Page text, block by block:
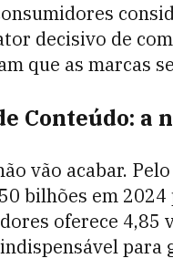
decisivo de
que as marcas
Conteúdo: a
vão acabar.
bilhões em 2024
oferece 4,85
para